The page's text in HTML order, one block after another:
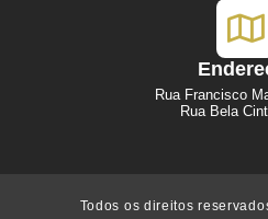
Rua Francisco
Rua Bela
Todos os direitos